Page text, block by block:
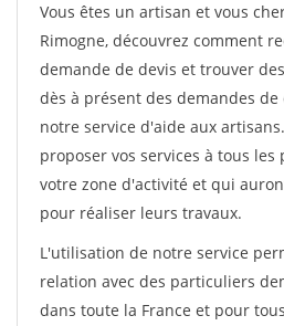
Vous êtes un artisan et vous
Rimogne, découvrez comment
demande de devis et trouver
dès à présent des demandes
notre service d'aide aux
proposer vos services à tous
votre zone d'activité et qui
pour réaliser leurs travaux.
L'utilisation de notre service
relation avec des particuliers
dans toute la France et pour